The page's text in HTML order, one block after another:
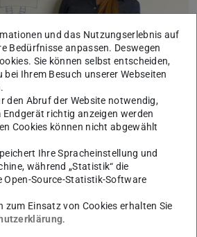
wie Menschen grundsätzlich der
sind, dass Roboter
Betrieb übernehmen könnten.
zwischen den technischen
Arten von Robotern) und
und das Nutzungserlebnis auf
Bedürfnisse anpassen. Deswegen
Sie können selbst entscheiden,
bei Ihrem Besuch unserer Webseiten
den Abruf der Website notwendig,
richtig anzeigen werden
Cookies können nicht abgewählt
Ihre Spracheinstellung und
während „Statistik“ die
Open-Source-Statistik-Software
zum Einsatz von Cookies erhalten Sie
.